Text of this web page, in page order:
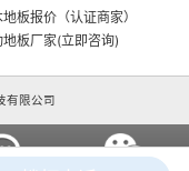
板报价（认证商家）
板厂家(立即咨询)
有限公司